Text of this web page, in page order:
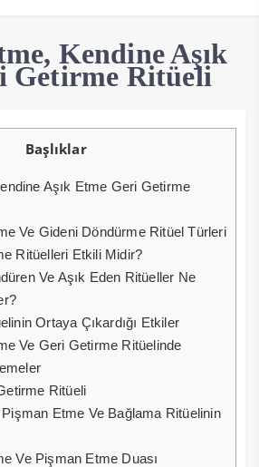
Kendine Aşık
Getirme Ritüeli
Başlıklar
Aşık Etme Geri Getirme
Ve Gideni Döndürme Ritüel Türleri
Ritüelleri Etkili Midir?
Ve Aşık Eden Ritüeller Ne
Ortaya Çıkardığı Etkiler
Ve Geri Getirme Ritüelinde
Ritüeli
Etme Ve Bağlama Ritüelinin
Ve Pişman Etme Duası